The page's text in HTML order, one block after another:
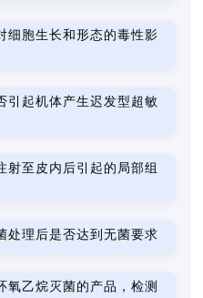
细胞生长和形态的毒性影
引起机体产生迟发型超敏
射至皮内后引起的局部组
处理后是否达到无菌要求
氧乙烷灭菌的产品，检测